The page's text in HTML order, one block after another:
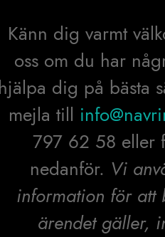
Känn dig varmt
oss om du har
dig på bästa
mejla till
797 62 58 eller
nedanför. Vi
information för att
ärendet gäller,